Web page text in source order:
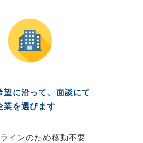
望に沿って、面談にて
業を選びます
インのため移動不要